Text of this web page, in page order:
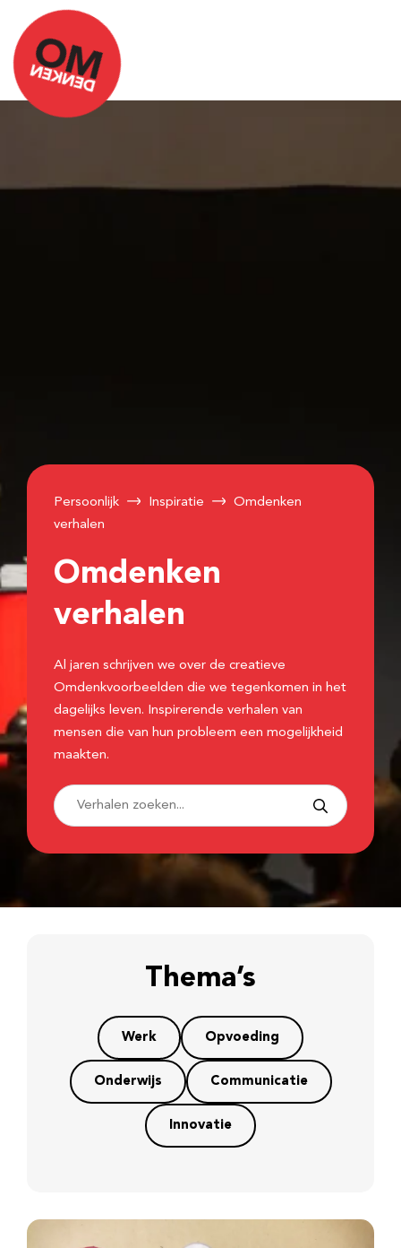
Persoonlijk Inspiratie
Omdenken
verhalen
Omdenken
verhalen
Al jaren schrijven we over de creatieve
Omdenkvoorbeelden die we tegenkomen in het
dagelijks leven. Inspirerende verhalen van
mensen die van hun probleem een mogelijkheid
maakten.
Thema’s
Werk Opvoeding
Onderwijs Communicatie
Innovatie